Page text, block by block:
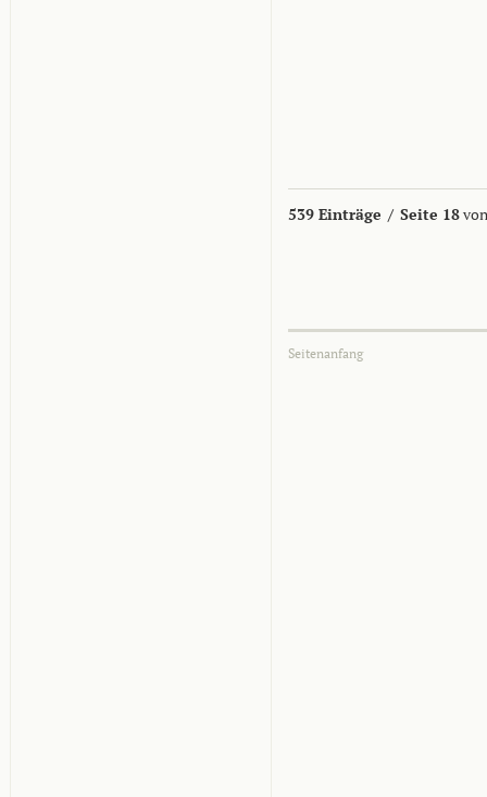
539 Einträge / Seite 18
Seitenanfang